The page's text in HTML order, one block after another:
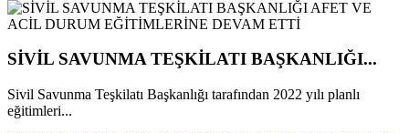
SİVİL SAVUNMA TEŞKİLATI BAŞKANLIĞI...
Sivil Savunma Teşkilatı Başkanlığı tarafından 2022 yılı planlı
eğitimleri...